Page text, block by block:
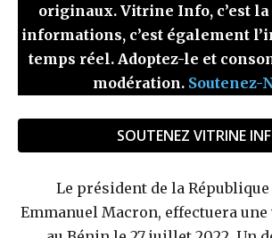
originaux. Vitrine Info, c’est
informations, c’est également
temps réel. Adoptez-le et
modération. Soutenez-
SOUTENEZ VITRINE
Le président de la
Emmanuel Macron, effectuera